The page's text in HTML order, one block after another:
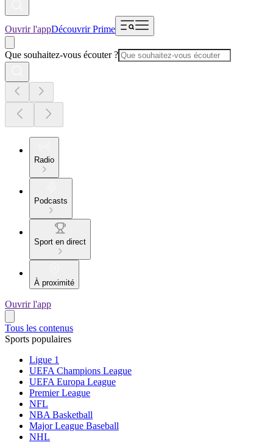
Ouvrir l'appDécouvrir Prime
Que souhaitez-vous écouter ?
Radio
Podcasts
Sport en direct
À proximité
Ouvrir l'app
Tous les contenus
Sports populaires
Ligue 1
UEFA Champions League
UEFA Europa League
Premier League
NFL
NBA Basketball
Major League Baseball
NHL